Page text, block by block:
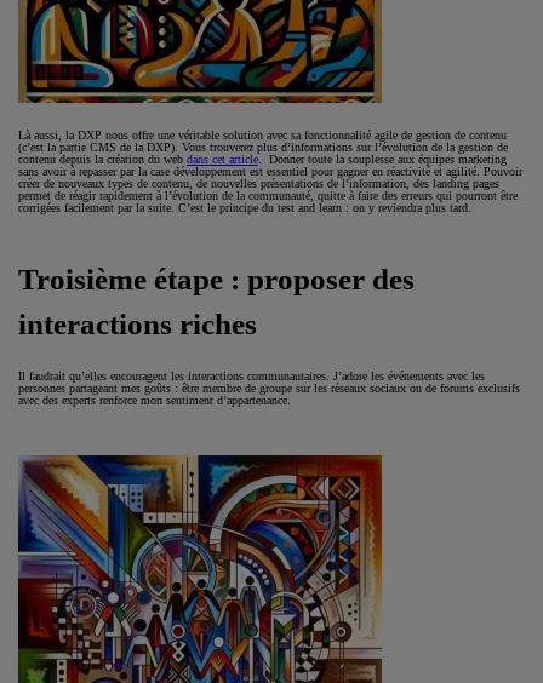
Là aussi, la DXP nous offre une véritable solution avec sa fonctionnalité agile de gestion de contenu
(c’est la partie CMS de la DXP). Vous trouverez plus d’informations sur l’évolution de la gestion de
contenu depuis la création du web dans cet article . Donner toute la souplesse aux équipes marketing
sans avoir à repasser par la case développement est essentiel pour gagner en réactivité et agilité. Pouvoir
créer de nouveaux types de contenu, de nouvelles présentations de l’information, des landing pages
permet de réagir rapidement à l’évolution de la communauté, quitte à faire des erreurs qui pourront être
corrigées facilement par la suite. C’est le principe du test and learn : on y reviendra plus tard.
Troisième étape : proposer des
interactions riches
Il faudrait qu’elles encouragent les interactions communautaires. J’adore les événements avec les
personnes partageant mes goûts : être membre de groupe sur les réseaux sociaux ou de forums exclusifs
avec des experts renforce mon sentiment d’appartenance.